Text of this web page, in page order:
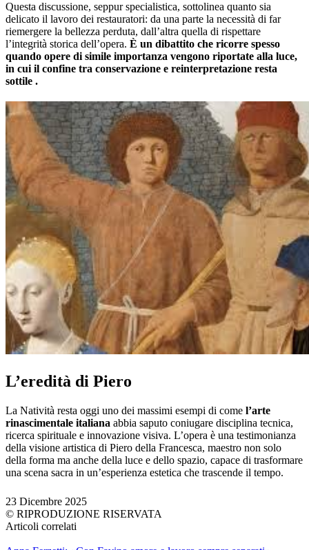
Questa discussione, seppur specialistica, sottolinea quanto sia
delicato il lavoro dei restauratori: da una parte la necessità di far
riemergere la bellezza perduta, dall’altra quella di rispettare
l’integrità storica dell’opera. È un dibattito che ricorre spesso
quando opere di simile importanza vengono riportate alla luce,
in cui il confine tra conservazione e reinterpretazione resta
sottile .
L’eredità di Piero
La Natività resta oggi uno dei massimi esempi di come l’arte
rinascimentale italiana abbia saputo coniugare disciplina tecnica,
ricerca spirituale e innovazione visiva. L’opera è una testimonianza
della visione artistica di Piero della Francesca, maestro non solo
della forma ma anche della luce e dello spazio, capace di trasformare
una scena sacra in un’esperienza estetica che trascende il tempo.
23 Dicembre 2025
© RIPRODUZIONE RISERVATA
Articoli correlati